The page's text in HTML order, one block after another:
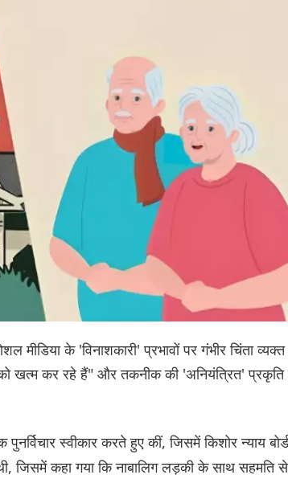
मीडिया के 'विनाशकारी' प्रभावों पर गंभीर चिंता व्यक्त
खत्म कर रहे हैं" और तकनीक की 'अनियंत्रित'
पुनर्विचार स्वीकार करते हुए कीं, जिसमें किशोर न्याय बोर्ड
जिसमें कहा गया कि नाबालिग लड़की के साथ सहमति से